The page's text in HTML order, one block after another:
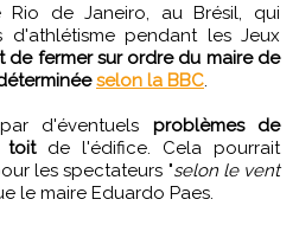
d'athlétisme pendant les Jeux
de fermer sur ordre du maire de
selon la BBC
d'éventuels problèmes de
toitde l'édifice. Cela pourrait
les spectateurs "selon le vent
le maire Eduardo Paes.